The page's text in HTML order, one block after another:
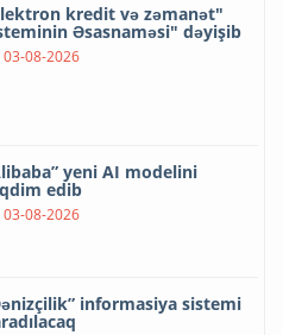
kredit və zəmanət"
Əsasnaməsi" dəyişib
03-08-2026
yeni AI modelini
edib
03-08-2026
informasiya sistemi